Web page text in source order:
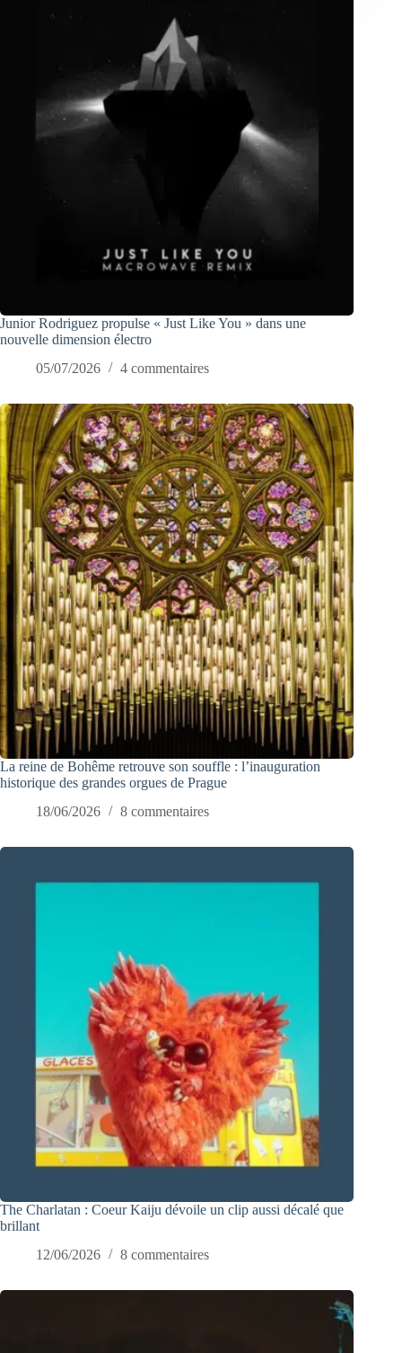
Junior Rodriguez propulse « Just Like You » dans une
nouvelle dimension électro
05/07/2026
4 commentaires
La reine de Bohême retrouve son souffle : l’inauguration
historique des grandes orgues de Prague
18/06/2026
8 commentaires
The Charlatan : Coeur Kaiju dévoile un clip aussi décalé que
brillant
12/06/2026
8 commentaires